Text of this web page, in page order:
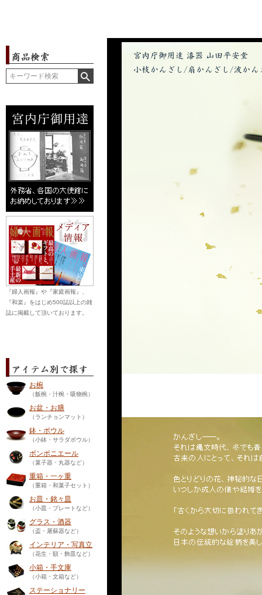
『婦人画報』や『家庭画報』、
『和楽』をはじめ500誌以上の雑
誌に掲載して頂いております。
お椀
（飯椀・汁椀・吸物椀）
お盆・お膳
（ランチョンマット）
鉢・ボウル
（小鉢・サラダボウル）
ボンボニエール
（菓子器・丸器など）
重箱・一ヶ重
（重箱・和菓子セット）
お皿・銘々皿
（小皿・プレートなど）
グラス・酒器
（盃・屠蘇器など）
インテリア・写真立
（花生・額・飾皿など）
小箱・手文庫
（小箱・文箱など）
ステーショナリー